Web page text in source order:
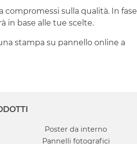
sulla qualità. In fase
in base alle tue scelte.
stampa su pannello online a
Poster da interno
Pannelli fotografici